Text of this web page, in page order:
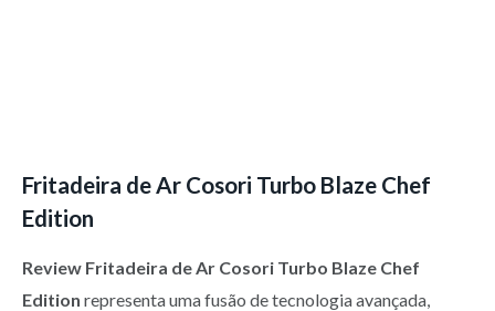
Fritadeira de Ar Cosori Turbo Blaze Chef
Edition
Review Fritadeira de Ar Cosori Turbo Blaze Chef
Edition representa uma fusão de tecnologia avançada,